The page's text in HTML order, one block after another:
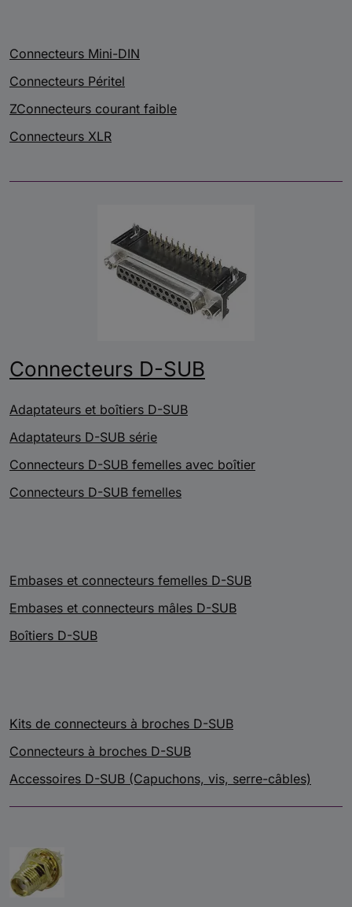
Connecteurs Mini-DIN
Connecteurs Péritel
ZConnecteurs courant faible
Connecteurs XLR
Connecteurs D-SUB
Adaptateurs et boîtiers D-SUB
Adaptateurs D-SUB série
Connecteurs D-SUB femelles avec boîtier
Connecteurs D-SUB femelles
Embases et connecteurs femelles D-SUB
Embases et connecteurs mâles D-SUB
Boîtiers D-SUB
Kits de connecteurs à broches D-SUB
Connecteurs à broches D-SUB
Accessoires D-SUB (Capuchons, vis, serre-câbles)